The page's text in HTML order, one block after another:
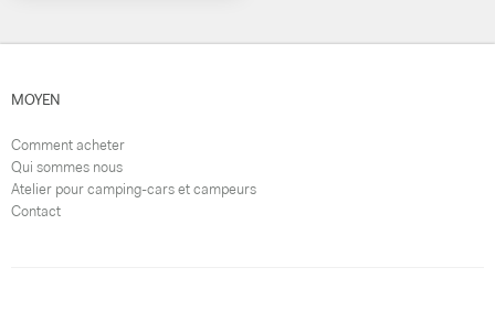
MOYEN
Comment acheter
Qui sommes nous
Atelier pour camping-cars et campeurs
Contact